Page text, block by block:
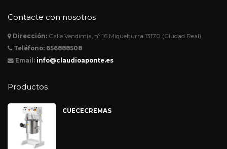
Contacte con nosotros
Dirección: Calle Vendimia, nº 16 Miguelturra 13170 (Ciudad Real)
Teléfono: 656888508
Email: info@claudioaponte.es
Productos
CUECECREMAS